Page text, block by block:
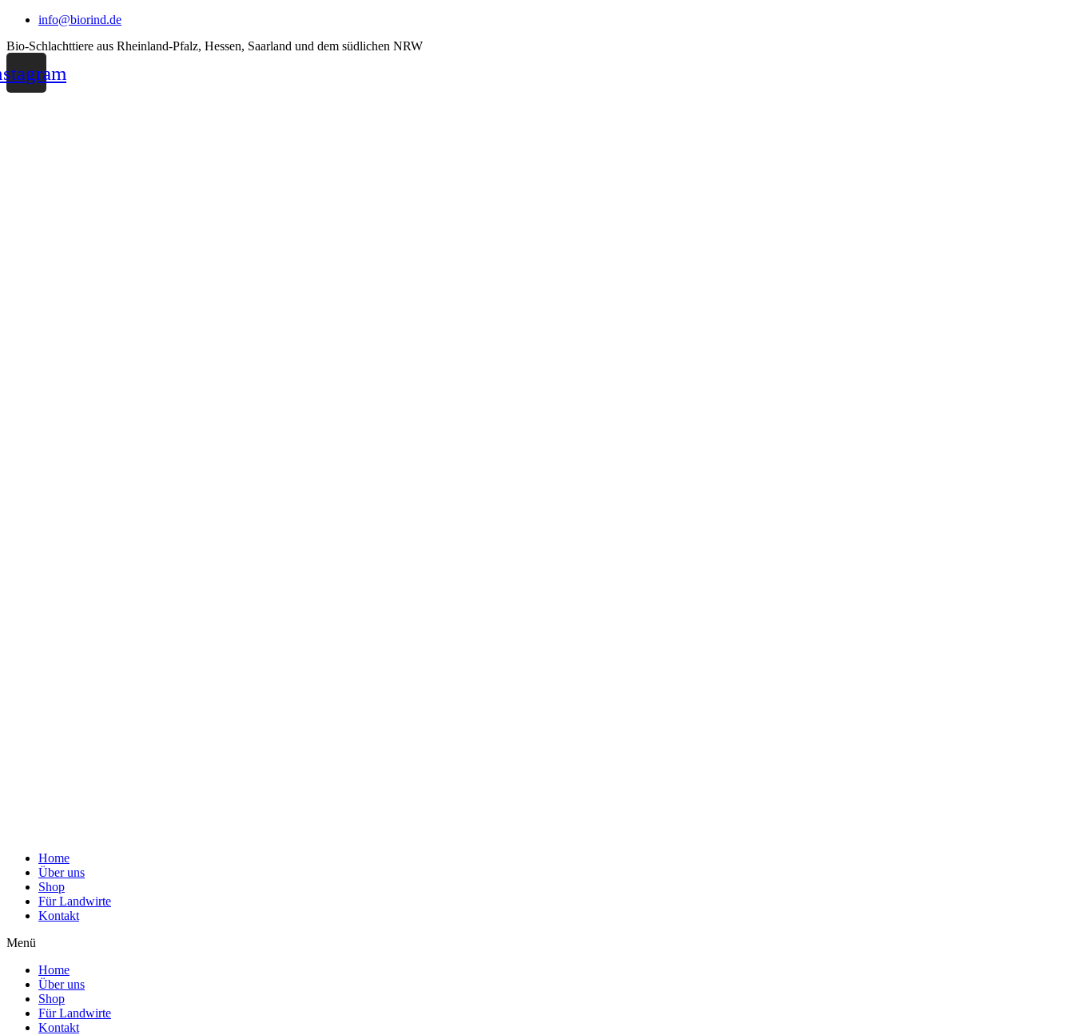
Zum
wechseln
info@biorind.de
Bio-Schlachttiere aus Rheinland-Pfalz, Hessen, Saarland und dem südlichen NRW
Home
Über uns
Shop
Für Landwirte
Kontakt
Menü
Home
Über uns
Shop
Für Landwirte
Kontakt